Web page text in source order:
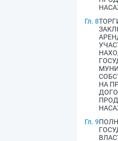
Гл. 8
НА
Гл. 9